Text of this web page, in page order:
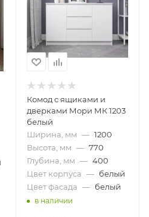
Комод с ящиками и
дверками Мори МК 1203
белый
Ширина, мм — 1200
Высота, мм — 770
Глубина, мм — 400
Цвет корпуса — белый
Цвет фасада — белый
в наличии